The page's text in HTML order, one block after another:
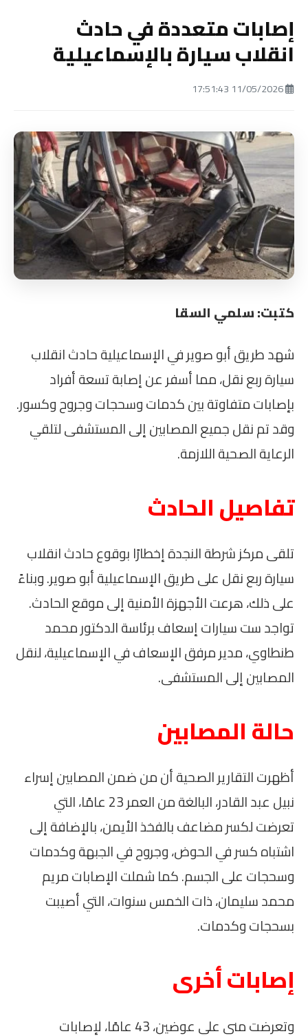
إصابات متعددة في حادث
انقلاب سيارة بالإسماعيلية
كتبت: سلمي السقا
شهد طريق أبو صوير في الإسماعيلية حادث انقلاب
سيارة ربع نقل، مما أسفر عن إصابة تسعة أفراد
بإصابات متفاوتة بين كدمات وسحجات وجروح وكسور.
وقد تم نقل جميع المصابين إلى المستشفى لتلقي
الرعاية الصحية اللازمة.
تفاصيل الحادث
تلقى مركز شرطة النجدة إخطارًا بوقوع حادث انقلاب
سيارة ربع نقل على طريق الإسماعيلية أبو صوير. وبناءً
على ذلك، هرعت الأجهزة الأمنية إلى موقع الحادث.
تواجد ست سيارات إسعاف برئاسة الدكتور محمد
طنطاوي، مدير مرفق الإسعاف في الإسماعيلية، لنقل
المصابين إلى المستشفى.
حالة المصابين
أظهرت التقارير الصحية أن من ضمن المصابين إسراء
نبيل عبد القادر، البالغة من العمر 23 عامًا، التي
تعرضت لكسر مضاعف بالفخذ الأيمن، بالإضافة إلى
اشتباه كسر في الحوض، وجروح في الجبهة وكدمات
وسحجات على الجسم. كما شملت الإصابات مريم
محمد سليمان، ذات الخمس سنوات، التي أصيبت
بسحجات وكدمات.
إصابات أخرى
وتعرضت منى علي عوضين، 43 عامًا، لإصابات